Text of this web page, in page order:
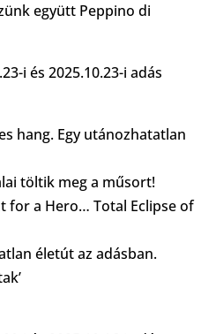
együtt Peppino di
i és 2025.10.23-i adás
hang. Egy utánozhatatlan
töltik meg a műsort!
for a Hero… Total Eclipse of
életút az adásban.